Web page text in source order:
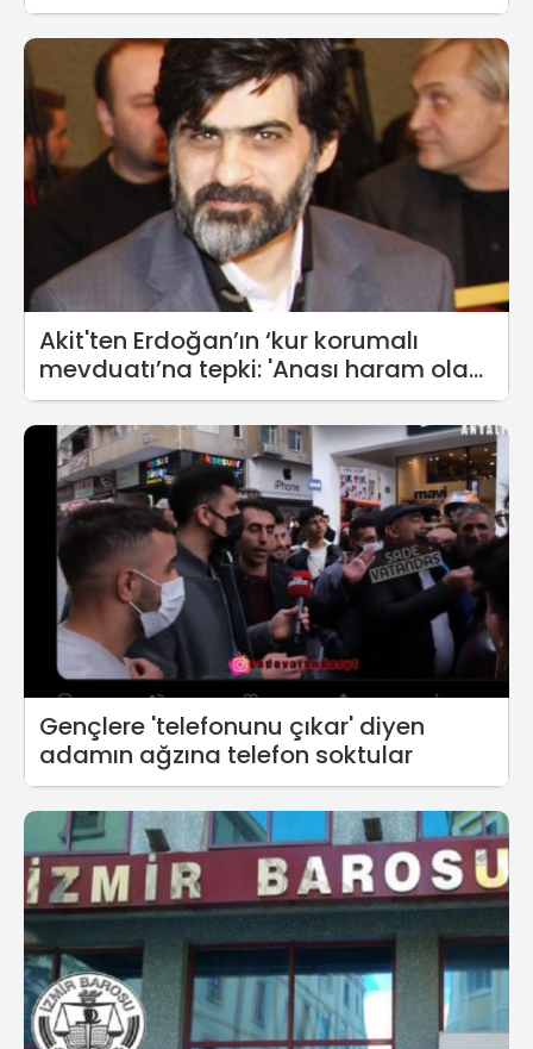
Akit'ten Erdoğan’ın ‘kur korumalı
mevduatı’na tepki: 'Anası haram olan
şeyin helalliğe dönmesi mümkün mü?'
Gençlere 'telefonunu çıkar' diyen
adamın ağzına telefon soktular